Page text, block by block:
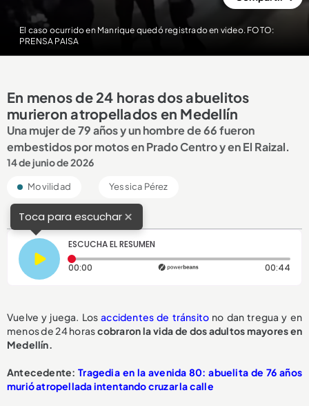
El caso ocurrido en Manrique quedó registrado en video. FOTO:
PRENSA PAISA
En menos de 24 horas dos abuelitos
murieron atropellados en Medellín
Una mujer de 79 años y un hombre de 66 fueron
embestidos por motos en Prado Centro y en El Raizal.
14 de junio de 2026
Movilidad Yessica Pérez
Toca para escuchar×
ESCUCHA EL RESUMEN
00:00 Tiempo transcurrido: 0 segundos 00:44
Vuelve y juega. Losaccidentes de tránsito no dan tregua y en
menos de 24 horascobraron la vida de dos adultos mayores en
Medellín.
Antecedente:Tragedia en la avenida 80: abuelita de 76 años
murió atropellada intentando cruzar la calle